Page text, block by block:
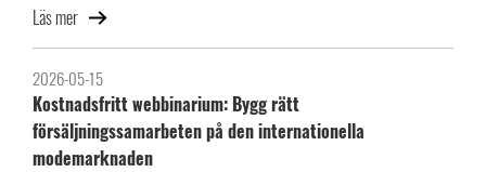
Läs mer
2026-05-15
Kostnadsfritt webbinarium: Bygg rätt
försäljningssamarbeten på den internationella
modemarknaden